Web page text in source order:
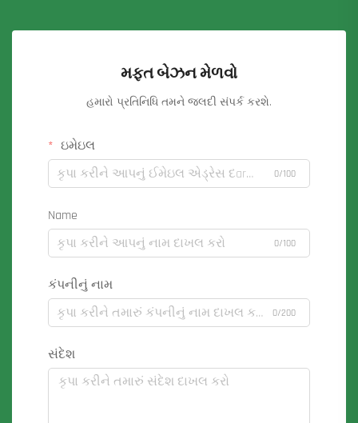
મફત બેઝન મેળવો
હમારો પ્રતિનિધિ તમને જલદી સંપર્ક કરશે.
ઇમેઇલ
0/100
Name
0/100
કંપનીનું નામ
0/200
સંદેશ